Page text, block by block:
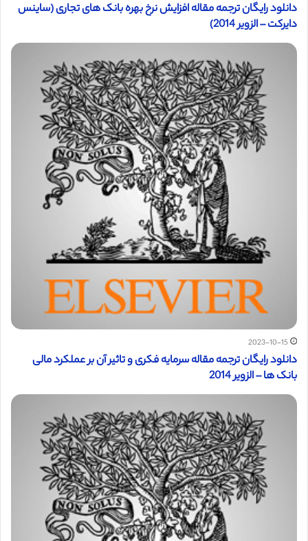
دانلود رایگان ترجمه مقاله افزایش نرخ بهره بانک های تجاری (ساینس
دایرکت – الزویر 2014)
2023-10-15
دانلود رایگان ترجمه مقاله سرمایه فکری و تاثیر آن بر عملکرد مالی
بانک ها – الزویر 2014